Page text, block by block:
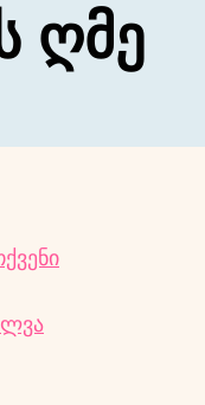
Ღმე